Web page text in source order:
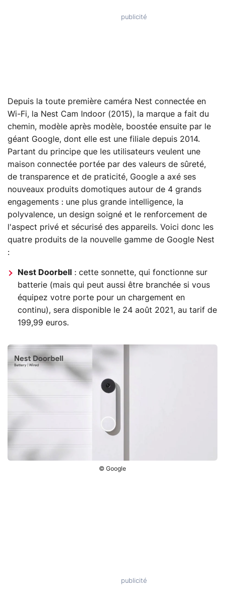
Depuis la toute première caméra Nest connectée en
Wi-Fi, la Nest Cam Indoor (2015), la marque a fait du
chemin, modèle après modèle, boostée ensuite par le
géant Google, dont elle est une filiale depuis 2014.
Partant du principe que les utilisateurs veulent une
maison connectée portée par des valeurs de sûreté,
de transparence et de praticité, Google a axé ses
nouveaux produits domotiques autour de 4 grands
engagements : une plus grande intelligence, la
polyvalence, un design soigné et le renforcement de
l'aspect privé et sécurisé des appareils. Voici donc les
quatre produits de la nouvelle gamme de Google Nest
:
Nest Doorbell
: cette sonnette, qui fonctionne sur
batterie (mais qui peut aussi être branchée si vous
équipez votre porte pour un chargement en
continu), sera disponible le 24 août 2021, au tarif de
199,99 euros.
© Google